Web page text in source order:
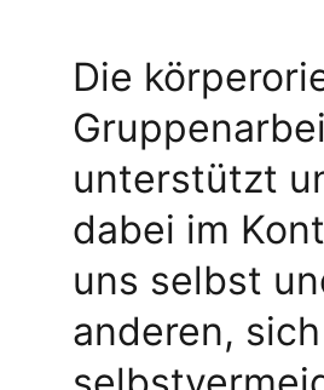
Die
unterstützt
dabei im
uns selbst
anderen,